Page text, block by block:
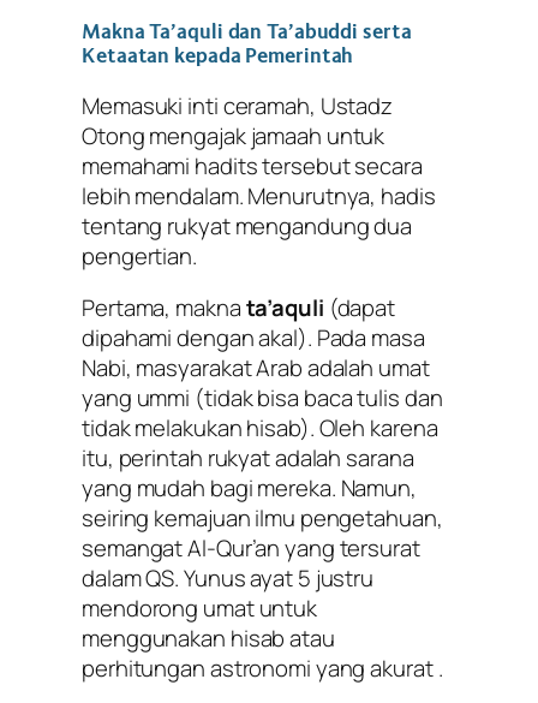
Makna Ta’aquli dan Ta’abuddi serta
Ketaatan kepada Pemerintah
Memasuki inti ceramah, Ustadz
Otong mengajak jamaah untuk
memahami hadits tersebut secara
lebih mendalam. Menurutnya, hadis
tentang rukyat mengandung dua
pengertian.
Pertama, maknata’aquli (dapat
dipahami dengan akal). Pada masa
Nabi, masyarakat Arab adalah umat
yang ummi (tidak bisa baca tulis dan
tidak melakukan hisab). Oleh karena
itu, perintah rukyat adalah sarana
yang mudah bagi mereka. Namun,
seiring kemajuan ilmu pengetahuan,
semangat Al-Qur’an yang tersurat
dalam QS. Yunus ayat 5 justru
mendorong umat untuk
menggunakan hisab atau
perhitungan astronomi yang akurat .